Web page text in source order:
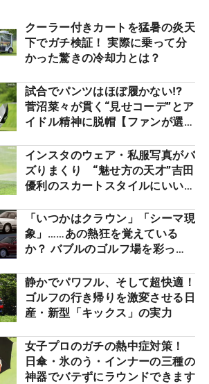
クーラー付きカートを猛暑の炎天
下でガチ検証！ 実際に乗って分
かった驚きの冷却力とは？
試合でパンツはほぼ履かない⁉
菅沼菜々が貫く“見せコーデ”とア
イドル精神に脱帽【ファンが選ぶ
インスタのウェア・私服写真がバ
ズりまくり “魅せ方の天才”吉田
優利のスカートスタイルにいい
「いつかはクラウン」「シーマ現
象」……あの熱狂を覚えている
か？ バブルのゴルフ場を彩った
静かでパワフル、そして超快適！
ゴルフの行き帰りを激変させる日
産・新型「キックス」の実力
女子プロのガチの熱中症対策！
日傘・氷のう・インナーの三種の
神器でバテずにラウンドできます